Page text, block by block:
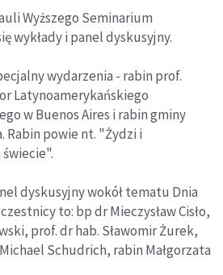
Wyższego Seminarium
wykłady i panel dyskusyjny.
wydarzenia - rabin prof.
Latynoamerykańskiego
w Buenos Aires i rabin gminy
Rabin powie nt. "Żydzi i
dyskusyjny wokół tematu Dnia
to: bp dr Mieczysław Cisło,
prof. dr hab. Sławomir Żurek,
Schudrich, rabin Małgorzata